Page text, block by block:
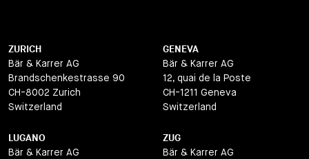
ZURICH
Bär & Karrer AG
Brandschenkestrasse 90
CH-8002 Zurich
Switzerland
GENEVA
Bär & Karrer AG
12, quai de la Poste
CH-1211 Geneva
Switzerland
LUGANO
Bär & Karrer AG
ZUG
Bär & Karrer AG